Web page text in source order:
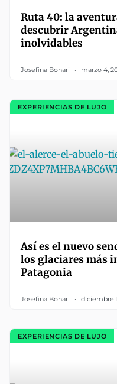
Ruta 40: la
descubrir
inolvidables
Josefina Bonari marzo 4,
EXPERIENCIAS DE LUJO
Así es el nuevo
los glaciares más
Patagonia
Josefina Bonari diciembre
EXPERIENCIAS DE LUJO